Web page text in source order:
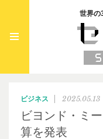
世界の
ビジネス 2025.05.13
ビヨンド・ミ
算を発表